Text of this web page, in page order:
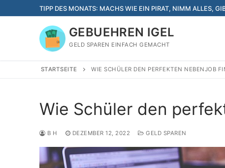
Inhalt
TIPP DES MONATS: MACHS WIE EIN PIRAT, NIMM ALLES,
GEBUEHREN IGEL
GELD SPAREN EINFACH GEMACHT
STARTSEITE WIE SCHÜLER DEN PERFEKTEN NEBENJOB
Wie Schüler den
B H DEZEMBER 12, 2022 GELD SPAREN